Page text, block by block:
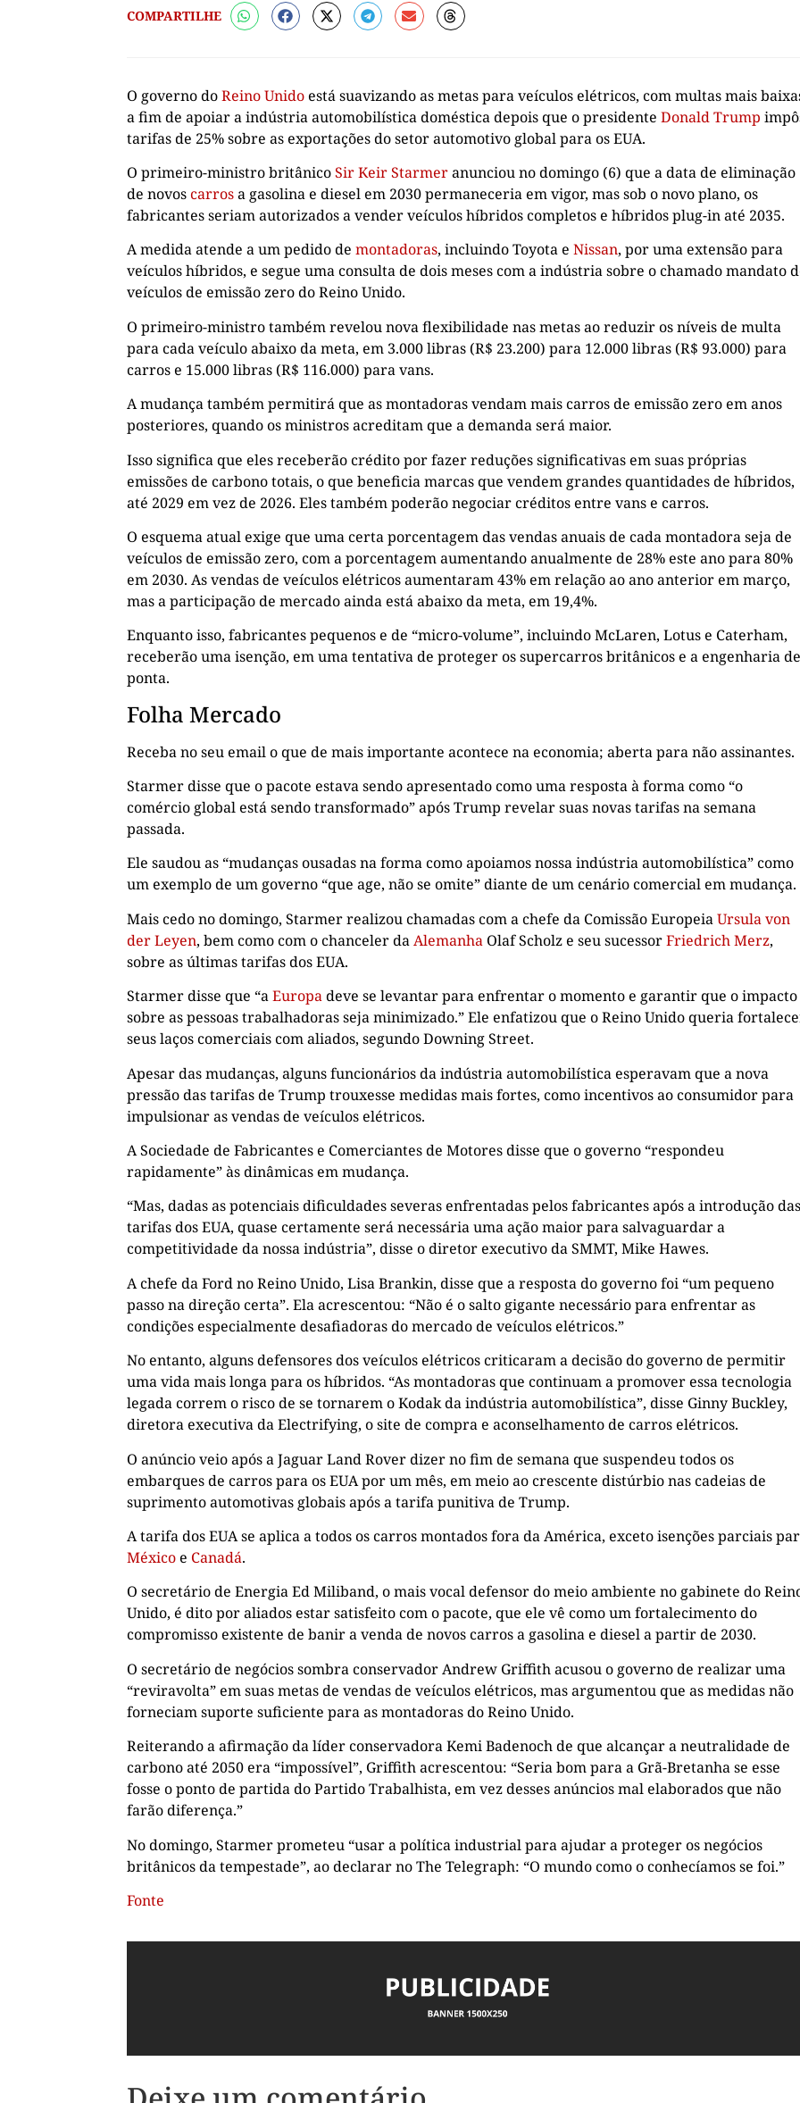
COMPARTILHE
O governo doReino Unidoestá suavizando as metas para veículos elétricos, com multas mais
a fim de apoiar a indústria automobilística doméstica depois que o presidente Donald Trump
tarifas de 25% sobre as exportações do setor automotivo global para os EUA.
O primeiro-ministro britânicoSir Keir Starmeranunciou no domingo (6) que a data de eliminação
de novoscarrosa gasolina e diesel em 2030 permaneceria em vigor, mas sob o novo plano, os
fabricantes seriam autorizados a vender veículos híbridos completos e híbridos plug-in até 2035.
A medida atende a um pedido de montadoras, incluindo Toyota e Nissan, por uma extensão para
veículos híbridos, e segue uma consulta de dois meses com a indústria sobre o chamado mandato
veículos de emissão zero do Reino Unido.
O primeiro-ministro também revelou nova flexibilidade nas metas ao reduzir os níveis de multa
para cada veículo abaixo da meta, em 3.000 libras (R$ 23.200) para 12.000 libras (R$ 93.000) para
carros e 15.000 libras (R$ 116.000) para vans.
A mudança também permitirá que as montadoras vendam mais carros de emissão zero em anos
posteriores, quando os ministros acreditam que a demanda será maior.
Isso significa que eles receberão crédito por fazer reduções significativas em suas próprias
emissões de carbono totais, o que beneficia marcas que vendem grandes quantidades de híbridos,
até 2029 em vez de 2026. Eles também poderão negociar créditos entre vans e carros.
O esquema atual exige que uma certa porcentagem das vendas anuais de cada montadora seja de
veículos de emissão zero, com a porcentagem aumentando anualmente de 28% este ano para 80%
em 2030. As vendas de veículos elétricos aumentaram 43% em relação ao ano anterior em março,
mas a participação de mercado ainda está abaixo da meta, em 19,4%.
Enquanto isso, fabricantes pequenos e de “micro-volume”, incluindo McLaren, Lotus e Caterham,
receberão uma isenção, em uma tentativa de proteger os supercarros britânicos e a engenharia de
ponta.
Folha Mercado
Receba no seu email o que de mais importante acontece na economia; aberta para não assinantes.
Starmer disse que o pacote estava sendo apresentado como uma resposta à forma como “o
comércio global está sendo transformado” após Trump revelar suas novas tarifas na semana
passada.
Ele saudou as “mudanças ousadas na forma como apoiamos nossa indústria automobilística” como
um exemplo de um governo “que age, não se omite” diante de um cenário comercial em mudança.
Mais cedo no domingo, Starmer realizou chamadas com a chefe da Comissão EuropeiaUrsula von
der Leyen, bem como com o chanceler daAlemanha Olaf Scholz e seu sucessorFriedrich Merz,
sobre as últimas tarifas dos EUA.
Starmer disse que “aEuropadeve se levantar para enfrentar o momento e garantir que o impacto
sobre as pessoas trabalhadoras seja minimizado.” Ele enfatizou que o Reino Unido queria
seus laços comerciais com aliados, segundo Downing Street.
Apesar das mudanças, alguns funcionários da indústria automobilística esperavam que a nova
pressão das tarifas de Trump trouxesse medidas mais fortes, como incentivos ao consumidor para
impulsionar as vendas de veículos elétricos.
A Sociedade de Fabricantes e Comerciantes de Motores disse que o governo “respondeu
rapidamente” às dinâmicas em mudança.
“Mas, dadas as potenciais dificuldades severas enfrentadas pelos fabricantes após a introdução das
tarifas dos EUA, quase certamente será necessária uma ação maior para salvaguardar a
competitividade da nossa indústria”, disse o diretor executivo da SMMT, Mike Hawes.
A chefe da Ford no Reino Unido, Lisa Brankin, disse que a resposta do governo foi “um pequeno
passo na direção certa”. Ela acrescentou: “Não é o salto gigante necessário para enfrentar as
condições especialmente desafiadoras do mercado de veículos elétricos.”
No entanto, alguns defensores dos veículos elétricos criticaram a decisão do governo de permitir
uma vida mais longa para os híbridos. “As montadoras que continuam a promover essa tecnologia
legada correm o risco de se tornarem o Kodak da indústria automobilística”, disse Ginny Buckley,
diretora executiva da Electrifying, o site de compra e aconselhamento de carros elétricos.
O anúncio veio após a Jaguar Land Rover dizer no fim de semana que suspendeu todos os
embarques de carros para os EUA por um mês, em meio ao crescente distúrbio nas cadeias de
suprimento automotivas globais após a tarifa punitiva de Trump.
A tarifa dos EUA se aplica a todos os carros montados fora da América, exceto isenções parciais
Méxicoe Canadá.
O secretário de Energia Ed Miliband, o mais vocal defensor do meio ambiente no gabinete do
Unido, é dito por aliados estar satisfeito com o pacote, que ele vê como um fortalecimento do
compromisso existente de banir a venda de novos carros a gasolina e diesel a partir de 2030.
O secretário de negócios sombra conservador Andrew Griffith acusou o governo de realizar uma
“reviravolta” em suas metas de vendas de veículos elétricos, mas argumentou que as medidas não
forneciam suporte suficiente para as montadoras do Reino Unido.
Reiterando a afirmação da líder conservadora Kemi Badenoch de que alcançar a neutralidade de
carbono até 2050 era “impossível”, Griffith acrescentou: “Seria bom para a Grã-Bretanha se esse
fosse o ponto de partida do Partido Trabalhista, em vez desses anúncios mal elaborados que não
farão diferença.”
No domingo, Starmer prometeu “usar a política industrial para ajudar a proteger os negócios
britânicos da tempestade”, ao declarar no The Telegraph: “O mundo como o conhecíamos se foi.”
Fonte